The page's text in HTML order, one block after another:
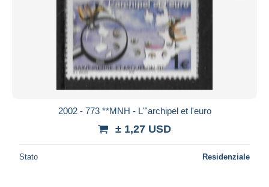
2002 - 773 **MNH - L"'archipel et l'euro
± 1,27 USD
Stato Residenziale